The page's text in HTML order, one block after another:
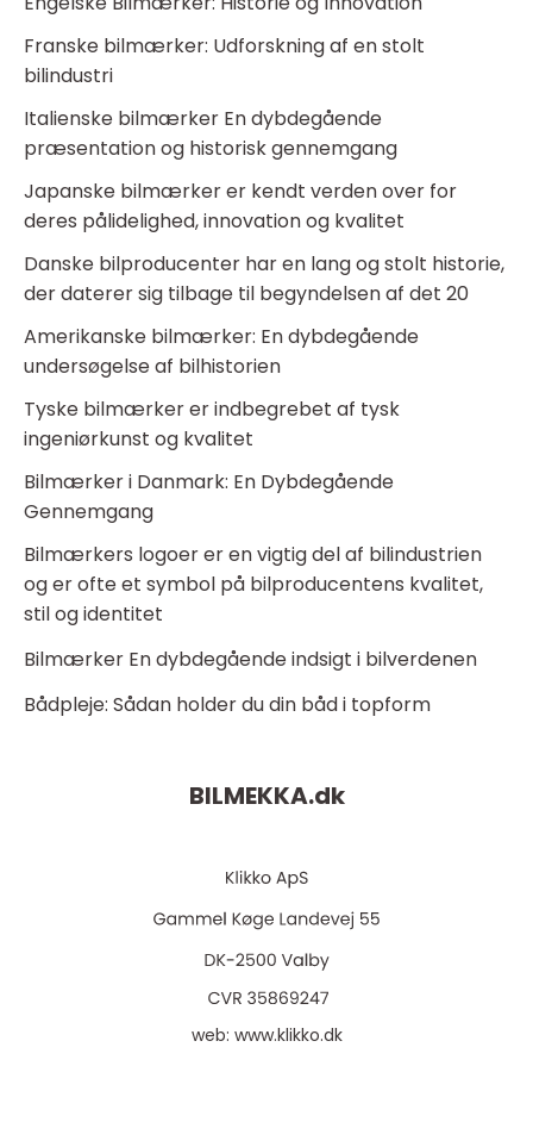
Franske bilmærker: Udforskning af en stolt
bilindustri
Italienske bilmærker En dybdegående
præsentation og historisk gennemgang
Japanske bilmærker er kendt verden over for
deres pålidelighed, innovation og kvalitet
Danske bilproducenter har en lang og stolt historie,
der daterer sig tilbage til begyndelsen af det 20
Amerikanske bilmærker: En dybdegående
undersøgelse af bilhistorien
Tyske bilmærker er indbegrebet af tysk
ingeniørkunst og kvalitet
Bilmærker i Danmark: En Dybdegående
Gennemgang
Bilmærkers logoer er en vigtig del af bilindustrien
og er ofte et symbol på bilproducentens kvalitet,
stil og identitet
Bilmærker En dybdegående indsigt i bilverdenen
Bådpleje: Sådan holder du din båd i topform
BILMEKKA.dk
web: www.klikko.dk